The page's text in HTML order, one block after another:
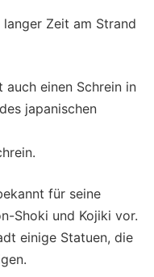
Zeit am Strand
auch einen Schrein in
japanischen
für seine
Shoki und Kojiki vor.
einige Statuen, die